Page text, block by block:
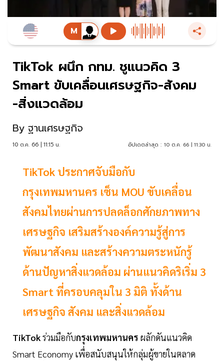
TikTok ผนึก กทม. ชูแนวคิด 3
Smart ขับเคลื่อนเศรษฐกิจ-สังคม
-สิ่งแวดล้อม
By ฐานเศรษฐกิจ
10 ต.ค. 66 | 11:15 น. อัปเดตล่าสุด : 10 ต.ค. 66 | 11:30 น.
TikTok ประกาศจับมือกับ
กรุงเทพมหานคร เซ็น MOU ขับเคลื่อน
สังคมไทยผ่านการปลดล็อกศักยภาพทาง
เศรษฐกิจ เสริมสร้างองค์ความรู้สู่การ
พัฒนาสังคม และสร้างความตระหนักรู้
ด้านปัญหาสิ่งแวดล้อม ผ่านแนวคิดริเริ่ม 3
Smart ที่ครอบคลุมใน 3 มิติ ทั้งด้าน
เศรษฐกิจ สังคม และสิ่งแวดล้อม
TikTokร่วมมือกับกรุงเทพมหานคร ผลักดันแนวคิด
Smart Economy เพื่อสนับสนุนให้กลุ่มผู้ขายในตลาด